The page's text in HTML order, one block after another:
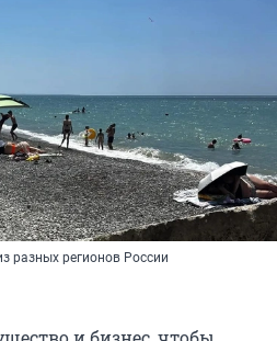
разных регионов России